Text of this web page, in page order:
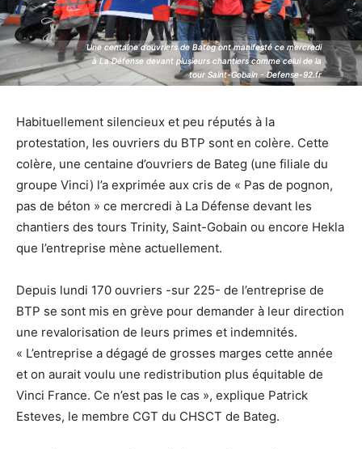
Une centaine d’ouvriers de Bateg ont manifesté ce mercredi
à La Défense devant plusieurs chantiers comme celui de la
tour Saint-Gobain - Defense-92.fr
Une centaine d’ouvriers de Bateg ont manifesté ce mercredi
à La Défense devant plusieurs chantiers comme celui de la
tour Saint-Gobain - Defense-92.fr
Habituellement silencieux et peu réputés à la
protestation, les ouvriers du BTP sont en colère. Cette
colère, une centaine d’ouvriers de Bateg (une filiale du
groupe Vinci) l’a exprimée aux cris de « Pas de pognon,
pas de béton » ce mercredi à La Défense devant les
chantiers des tours Trinity, Saint-Gobain ou encore Hekla
que l’entreprise mène actuellement.
Depuis lundi 170 ouvriers -sur 225- de l’entreprise de
BTP se sont mis en grève pour demander à leur direction
une revalorisation de leurs primes et indemnités.
« L’entreprise a dégagé de grosses marges cette année
et on aurait voulu une redistribution plus équitable de
Vinci France. Ce n’est pas le cas », explique Patrick
Esteves, le membre CGT du CHSCT de Bateg.